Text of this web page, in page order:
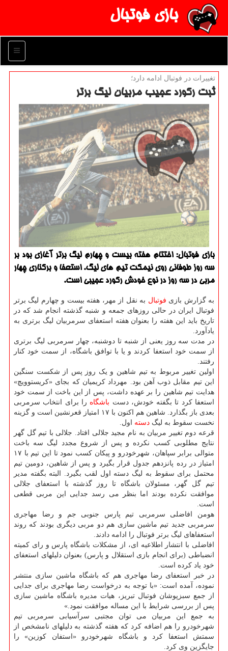
بازی فوتبال
منو
تغییرات در فوتبال ادامه دارد؛
ثبت ركورد عجیب مربیان لیگ برتر
بازی فوتبال: اختتام هفته بیست و چهارم لیگ برتر آغازی بود بر
سه روز طوفانی روی نیمكت تیم های لیگ. استعفا و بركناری چهار
مربی در سه روز در نوع خودش ركورد عجیبی است.
به گزارش بازی فوتبال به نقل از مهر، هفته بیست و چهارم لیگ برتر
فوتبال ایران در حالی روزهای جمعه و شنبه گذشته انجام شد که در
تاریخ باید این هفته را بعنوان هفته استعفای سرمربیان لیگ برتری به
یادآورد.
در مدت سه روز یعنی از شنبه تا دوشنبه، چهار سرمربی لیگ برتری
از سمت خود استعفا کردند و یا با توافق باشگاه، از سمت خود کنار
رفتند.
اولین تغییر مربوط به تیم شاهین و یک روز پس از شکست سنگین
این تیم مقابل ذوب آهن بود. مهرداد کریمیان که بجای «کریستوویچ»
هدایت تیم شاهین را بر عهده داشت، پس از این باخت از سمت خود
استعفا کرد تا بگفته خودش، دست باشگاه را برای انتخاب سرمربی
بعدی باز بگذارد. شاهین هم اکنون با ۱۷ امتیاز قعرنشین است و گزینه
نخست سقوط به لیگ دسته اول.
قرعه دوم تغییر مربیان به نام مجید جلالی افتاد. جلالی با تیم گل گهر
نتایج مطلوبی کسب نکرده و پس از شروع مجدد لیگ سه باخت
متوالی برابر سپاهان، شهرخودرو و پیکان کسب نمود تا این تیم با ۱۷
امتیاز در رده پانزدهم جدول قرار بگیرد و پس از شاهین، دومین تیم
محتمل برای سقوط به لیگ دسته اول لقب بگیرد. البته بگفته مدیر
تیم گل گهر، مسئولان باشگاه تا روز گذشته با استعفای جلالی
موافقت نکرده بودند اما بنظر می رسد جدایی این مربی قطعی
است.
هومن افاضلی سرمربی تیم پارس جنوبی جم و رضا مهاجری
سرمربی جدید تیم ماشین سازی هم دو مربی دیگری بودند که روند
استعفاهای لیگ برتر فوتبال را ادامه دادند.
افاضلی با انتشار اطلاعیه ای، از مشکلات باشگاه پارس و رای کمیته
انضباطی (برای انجام بازی استقلال و پارس) بعنوان دلیلهای استعفای
خود یاد کرده است.
در خبر استعفای رضا مهاجری هم که باشگاه ماشین سازی منتشر
نموده، آمده است: «با توجه به درخواست رضا مهاجری برای جدایی
از جمع سبزپوشان فوتبال تبریز، هیات مدیره باشگاه ماشین سازی
پس از بررسی شرایط با این مساله موافقت نمود.»
به جمع این مربیان می توان مجتبی سرآسیابی سرمربی تیم
شهرخودرو را هم اضافه کرد که هفته گذشته به دلیلهای نامشخص از
سمتش استعفا کرد و باشگاه شهرخودرو «استفان کوزین» را
جایگزین وی کرد.